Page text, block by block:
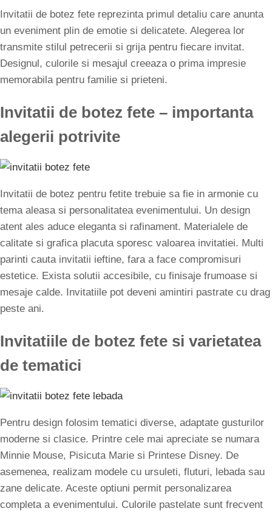
Invitatii de botez fete reprezinta primul detaliu care anunta
un eveniment plin de emotie si delicatete. Alegerea lor
transmite stilul petrecerii si grija pentru fiecare invitat.
Designul, culorile si mesajul creeaza o prima impresie
memorabila pentru familie si prieteni.
Invitatii de botez fete – importanta
alegerii potrivite
Invitatii de botez pentru fetite trebuie sa fie in armonie cu
tema aleasa si personalitatea evenimentului. Un design
atent ales aduce eleganta si rafinament. Materialele de
calitate si grafica placuta sporesc valoarea invitatiei. Multi
parinti cauta invitatii ieftine, fara a face compromisuri
estetice. Exista solutii accesibile, cu finisaje frumoase si
mesaje calde. Invitatiile pot deveni amintiri pastrate cu drag
peste ani.
Invitatiile de botez fete si varietatea
de tematici
Pentru design folosim tematici diverse, adaptate gusturilor
moderne si clasice. Printre cele mai apreciate se numara
Minnie Mouse, Pisicuta Marie si Printese Disney. De
asemenea, realizam modele cu ursuleti, fluturi, lebada sau
zane delicate. Aceste optiuni permit personalizarea
completa a evenimentului. Culorile pastelate sunt frecvent